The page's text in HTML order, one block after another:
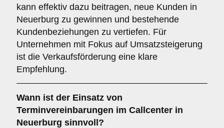
kann effektiv dazu beitragen, neue Kunden in
Neuerburg zu gewinnen und bestehende
Kundenbeziehungen zu vertiefen. Für
Unternehmen mit Fokus auf Umsatzsteigerung
ist die Verkaufsförderung eine klare
Empfehlung.
Wann ist der Einsatz von
Terminvereinbarungen im Callcenter in
Neuerburg sinnvoll?